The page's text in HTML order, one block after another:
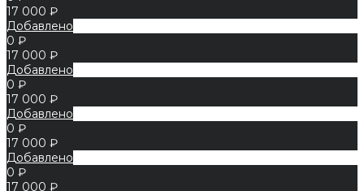
17 000 ₽
Добавлено
0 ₽
17 000 ₽
Добавлено
0 ₽
17 000 ₽
Добавлено
0 ₽
17 000 ₽
Добавлено
0 ₽
17 000 ₽